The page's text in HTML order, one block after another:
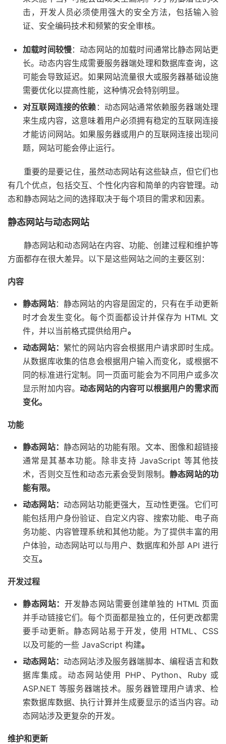
击，开发人员必须使用强大的安全方法，包括输入验
证、安全编码技术和频繁的安全审核。
加载时间较慢：动态网站的加载时间通常比静态网站更
长。动态内容生成需要服务器端处理和数据库查询，这
可能会导致延迟。如果网站流量很大或服务器基础设施
需要优化以提高性能，这种情况会特别明显。
对互联网连接的依赖 ：动态网站通常依赖服务器端处理
来生成内容，这意味着用户必须拥有稳定的互联网连接
才能访问网站。如果服务器或用户的互联网连接出现问
题，网站可能会停止运行。
重要的是要记住，虽然动态网站有这些缺点，但它们也
有几个优点，包括交互、个性化内容和简单的内容管理。动
态和静态网站之间的选择取决于每个项目的需求和因素。
静态网站与动态网站
静态网站和动态网站在内容、功能、创建过程和维护等
方面都存在很大差异。以下是这些网站之间的主要区别：
内容
静态网站： 静态网站的内容是固定的，只有在手动更新
时才会发生变化。每个页面都设计并保存为 HTML 文
件，并以当前格式提供给用户。
动态网站： 繁忙的网站内容会根据用户请求即时生成。
从数据库收集的信息会根据用户输入而变化，或根据不
同的标准进行定制。同一页面可能会为不同用户或多次
显示附加内容。动态网站的内容可以根据用户的需求而
变化。
功能
静态网站： 静态网站的功能有限。文本、图像和超链接
通常是其基本功能。除非支持 JavaScript 等其他技
术，否则交互性和动态元素会受到限制。静态网站的功
能有限。
动态网站： 动态网站功能更强大，互动性更强。它们可
能包括用户身份验证、自定义内容、搜索功能、电子商
务功能、内容管理系统和其他功能。为了提供丰富的用
户体验，动态网站可以与用户、数据库和外部 API 进行
交互。
开发过程
静态网站：开发静态网站需要创建单独的 HTML 页面
并手动链接它们。每个页面都是独立的，任何更改都需
要手动更新。静态网站易于开发，使用 HTML、CSS
以及可能的一些 JavaScript 构建。
动态网站： 动态网站涉及服务器端脚本、编程语言和数
据库集成。动态网站使用 PHP、Python、Ruby 或
ASP.NET 等服务器端技术。服务器管理用户请求、检
索数据库数据、执行计算并生成要显示的适当内容。动
态网站涉及更复杂的开发。
维护和更新